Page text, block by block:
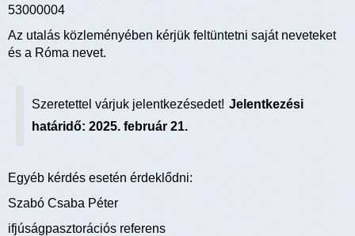
53000004
Az utalás közleményében kérjük feltüntetni saját neveteket
és a Róma nevet.
Szeretettel várjuk jelentkezésedet! Jelentkezési
határidő: 2025. február 21.
Egyéb kérdés esetén érdeklődni:
Szabó Csaba Péter
ifjúságpasztorációs referens